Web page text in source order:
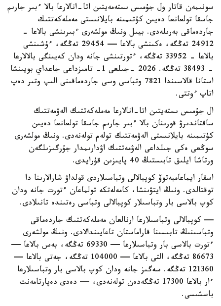
سونىمەن قاتار ول جۇمىس ىستەمەيتىن اتا-انالارعا بالا ءبىر جارىم
جاسقا تولعانعا دەيىن كۇتىمىنە بايلانىستى مەملەكەتتىك
جاردەماقى بەرىلەدى. بيىل ونىڭ مولشەرى ءبىرىنشى بالاعا -
24912 تەڭگە، ەكىنشى بالاعا — 29454 تەڭگە، ءۇشىنشى
بالاعا - 33952 تەڭگە، ءتورتىنشى جانە ودان كەيىنگى بالالارعا
- 38493 تەڭگە. 2026 -جىلعى 1- تامىزداعى جاعداي بويىنشا
استانا قالاسىندا 7821 وتباسى وسى جاردەماقىنى الىپ وتىر دەپ
اتاپ ءوتتى.
ال جۇمىس ىستەيتىن اتا-انالارعا مەملەكەتتىك الەۋمەتتىك
ساقتاندىرۋ قورىنان بالا ءبىر جارىم جاسقا تولعانعا دەيىن
كۇتىمىنە بايلانىستى الەۋمەتتىك تولەم تولەنەدى. ونىڭ مولشەرى
سوڭعى ەكى جىلداعى الەۋمەتتىك اۋدارىمدار جۇرگىزىلگەن
ورتاشا ايلىق تابىستىڭ 40 پايىزىن قۇرايدى.
اسقار ايماعامبەتوۆ كوپبالالى وتباسىلاردى قولداۋ شارالارىنا دا
توقتالدى. ونىڭ ايتۋىنشا، كامەلەتكە تولماعان ءتورت جانە ودان
كوپ بالاسى بار وتباسىلار كوپبالالى وتباسى رەتىندە تانىلادى.
— كوپبالالى وتباسىلارعا ارنالعان مەملەكەتتىك جاردەماقى
وتباسىنىڭ تابىسىنا قاراماستان تاعايىندالادى. ونىڭ مولشەرى
ءتورت بالاسى بار وتباسىلارعا — 69330 تەڭگە، بەس بالاعا —
86673 تەڭگە، التى بالاعا — 104000 تەڭگە، جەتى بالاعا —
121360 تەڭگە. سەگىز جانە ودان كوپ بالاسى بار وتباسىلارعا
ءار بالاعا 17300 تەڭگەدەن تولەنەدى، — دەدى دەپارتامەنت
باسشىسى.